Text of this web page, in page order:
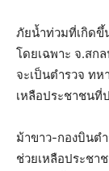
ภัยน้ำท่วมที่เกิดขึ้
โดยเฉพาะ จ.สก
จะเป็นตำรวจ ทห
เหลือประชาชนที่
ม้าขาว-กองบินต
ช่วยเหลือประชา